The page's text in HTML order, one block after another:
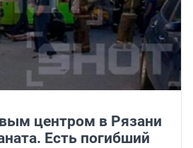
центром в Рязани
Есть погибший